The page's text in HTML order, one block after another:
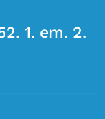
1. em. 2.